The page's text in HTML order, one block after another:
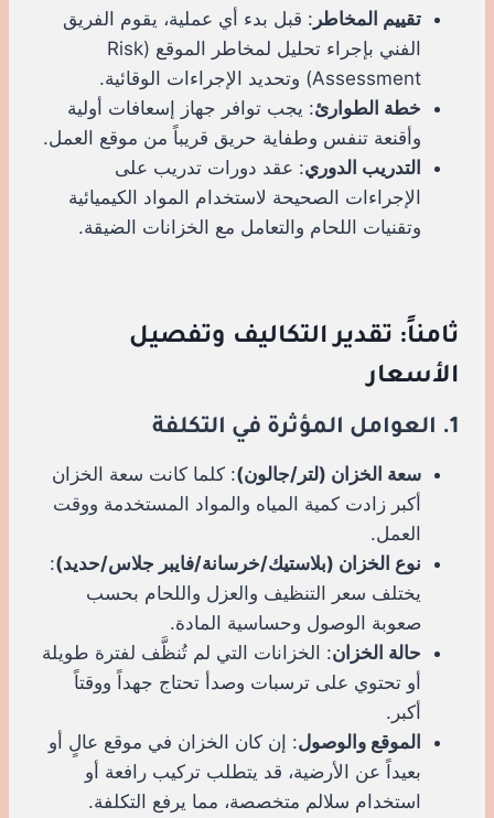
تقييم المخاطر : قبل بدء أي عملية، يقوم الفريق
الفني بإجراء تحليل لمخاطر الموقع (Risk
Assessment) وتحديد الإجراءات الوقائية.
خطة الطوارئ: يجب توافر جهاز إسعافات أولية
وأقنعة تنفس وطفاية حريق قريباً من موقع العمل.
التدريب الدوري: عقد دورات تدريب على
الإجراءات الصحيحة لاستخدام المواد الكيميائية
وتقنيات اللحام والتعامل مع الخزانات الضيقة.
ثامناً: تقدير التكاليف وتفصيل
الأسعار
1. العوامل المؤثرة في التكلفة
سعة الخزان (لتر/جالون): كلما كانت سعة الخزان
أكبر زادت كمية المياه والمواد المستخدمة ووقت
العمل.
نوع الخزان (بلاستيك/خرسانة/فايبر جلاس/حديد):
يختلف سعر التنظيف والعزل واللحام بحسب
صعوبة الوصول وحساسية المادة.
حالة الخزان: الخزانات التي لم تُنظَّف لفترة طويلة
أو تحتوي على ترسبات وصدأ تحتاج جهداً ووقتاً
أكبر.
الموقع والوصول: إن كان الخزان في موقع عالٍ أو
بعيداً عن الأرضية، قد يتطلب تركيب رافعة أو
استخدام سلالم متخصصة، مما يرفع التكلفة.